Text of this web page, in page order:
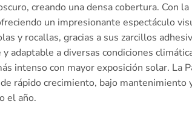
creando una densa cobertura. Con
un impresionante espectáculo
y rocallas, gracias a sus zarcillos
adaptable a diversas condiciones
intenso con mayor exposición solar. La
rápido crecimiento, bajo mantenimiento
el año.